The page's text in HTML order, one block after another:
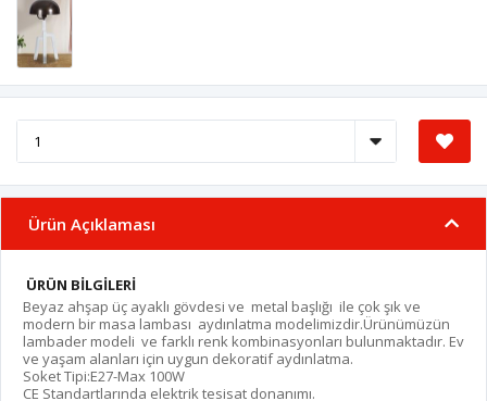
Ürün Açıklaması
ÜRÜN BİLGİLERİ
Beyaz ahşap üç ayaklı gövdesi ve metal başlığı ile çok şık ve
modern bir masa lambası aydınlatma modelimizdir.Ürünümüzün
lambader modeli ve farklı renk kombinasyonları bulunmaktadır. Ev
ve yaşam alanları için uygun dekoratif aydınlatma.
Soket Tipi:E27-Max 100W
CE Standartlarında elektrik tesisat donanımı.